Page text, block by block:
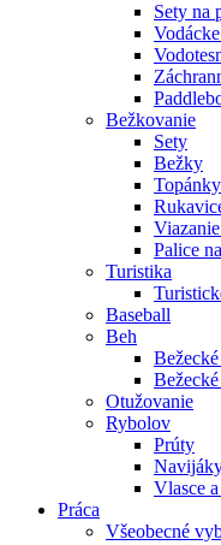
Sety na
Bežkovanie
Sety
Bežky
Palice
Turistika
Baseball
Beh
Otužovanie
Rybolov
Prúty
Vlasce
Práca
Všeobecné